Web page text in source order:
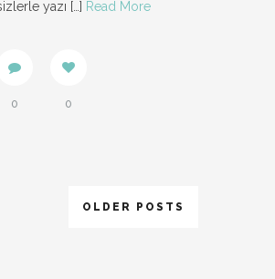
yazı […] Read More
0 0
OLDER POSTS